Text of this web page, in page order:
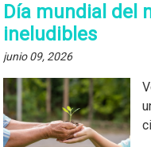
Día mundial del
ineludibles
junio 09, 2026